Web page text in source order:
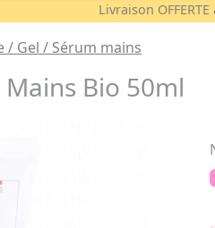
Livraison OFFERTE
/ Gel / Sérum mains
Mains Bio 50ml